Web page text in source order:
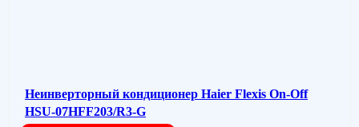
Неинверторный кондиционер Haier Flexis On-Off
HSU-07HFF203/R3-G